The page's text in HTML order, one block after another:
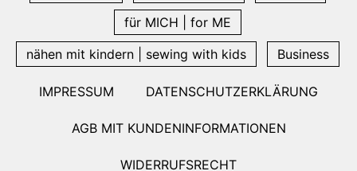
für MICH | for ME
nähen mit kindern | sewing with kids
Business
IMPRESSUM DATENSCHUTZERKLÄRUNG
AGB MIT KUNDENINFORMATIONEN
WIDERRUFSRECHT